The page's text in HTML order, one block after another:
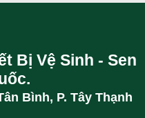
Bị Vệ Sinh - Sen
Bình, P. Tây Thạnh